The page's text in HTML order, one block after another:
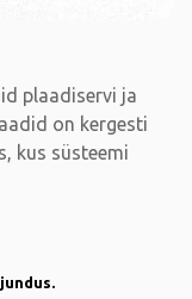
plaadiservi ja
on kergesti
kus süsteemi